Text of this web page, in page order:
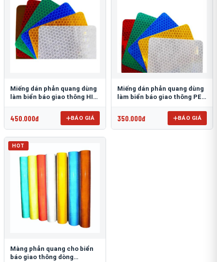
Miếng dán phản quang dùng
làm biển báo giao thông HIP
450.000đ BÁO GIÁ
Miếng dán phản quang dùng
làm biển báo giao thông PEG
350.000đ BÁO GIÁ
HOT
Màng phản quang cho biển
báo giao thông dòng